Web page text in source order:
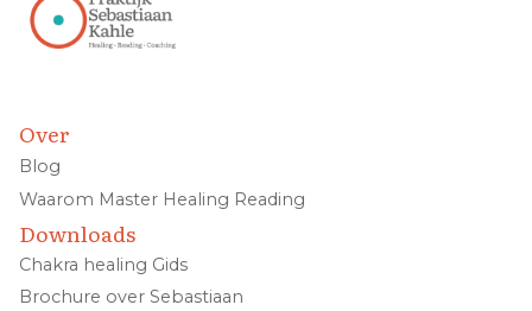
Over
Blog
Waarom Master Healing Reading
Downloads
Chakra healing Gids
Brochure over Sebastiaan